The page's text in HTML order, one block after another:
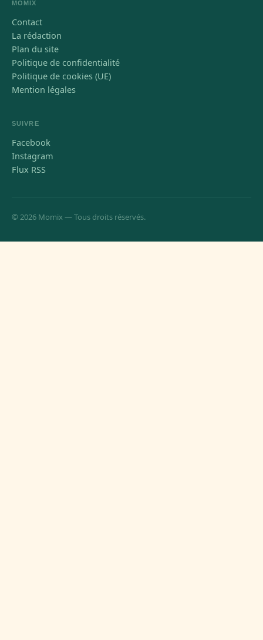
MOMIX
Contact
La rédaction
Plan du site
Politique de confidentialité
Politique de cookies (UE)
Mention légales
SUIVRE
Facebook
Instagram
Flux RSS
© 2026 Momix — Tous droits réservés.